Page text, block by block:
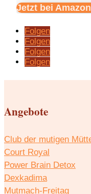
Jetzt bei
Folgen
Folgen
Folgen
Folgen
Angebote
Club der mutigen
Court Royal
Power Brain Detox
Dexkadima
Mutmach-Freitag